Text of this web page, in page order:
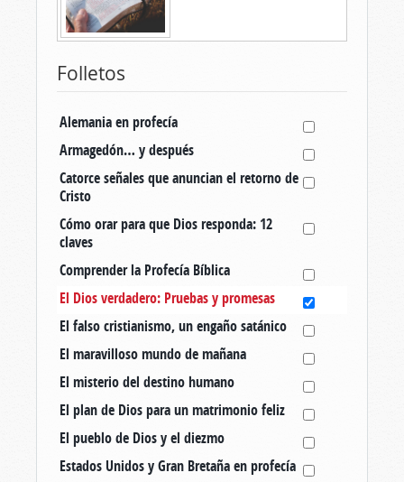
Folletos
Alemania en profecía
Armagedón… y después
Catorce señales que anuncian el retorno de
Cristo
Cómo orar para que Dios responda: 12
claves
Comprender la Profecía Bíblica
El Dios verdadero: Pruebas y promesas
El falso cristianismo, un engaño satánico
El maravilloso mundo de mañana
El misterio del destino humano
El plan de Dios para un matrimonio feliz
El pueblo de Dios y el diezmo
Estados Unidos y Gran Bretaña en profecía